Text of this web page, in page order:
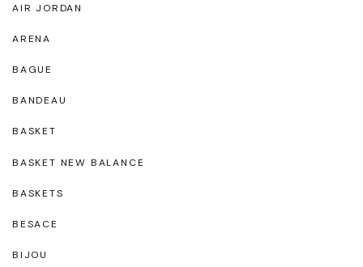
AIR JORDAN
ARENA
BAGUE
BANDEAU
BASKET
BASKET NEW BALANCE
BASKETS
BESACE
BIJOU